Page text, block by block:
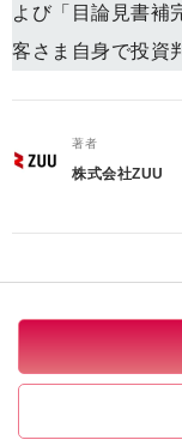
よび「目論見書補
客さま自身で投資
著者
株式会社ZUU